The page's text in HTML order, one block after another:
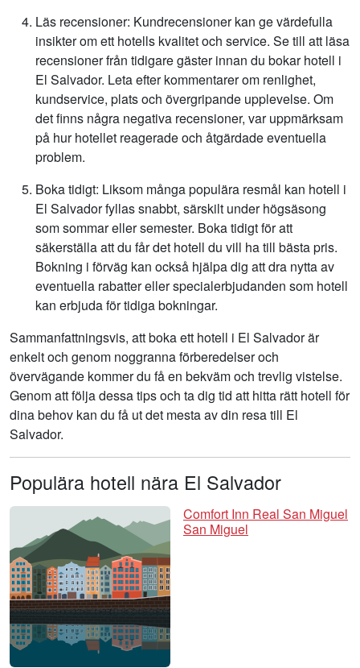
Läs recensioner: Kundrecensioner kan ge värdefulla
insikter om ett hotells kvalitet och service. Se till att läsa
recensioner från tidigare gäster innan du bokar hotell i
El Salvador. Leta efter kommentarer om renlighet,
kundservice, plats och övergripande upplevelse. Om
det finns några negativa recensioner, var uppmärksam
på hur hotellet reagerade och åtgärdade eventuella
problem.
Boka tidigt: Liksom många populära resmål kan hotell i
El Salvador fyllas snabbt, särskilt under högsäsong
som sommar eller semester. Boka tidigt för att
säkerställa att du får det hotell du vill ha till bästa pris.
Bokning i förväg kan också hjälpa dig att dra nytta av
eventuella rabatter eller specialerbjudanden som hotell
kan erbjuda för tidiga bokningar.
Sammanfattningsvis, att boka ett hotell i El Salvador är
enkelt och genom noggranna förberedelser och
övervägande kommer du få en bekväm och trevlig vistelse.
Genom att följa dessa tips och ta dig tid att hitta rätt hotell för
dina behov kan du få ut det mesta av din resa till El
Salvador.
Populära hotell nära El Salvador
Comfort Inn Real San Miguel
San Miguel